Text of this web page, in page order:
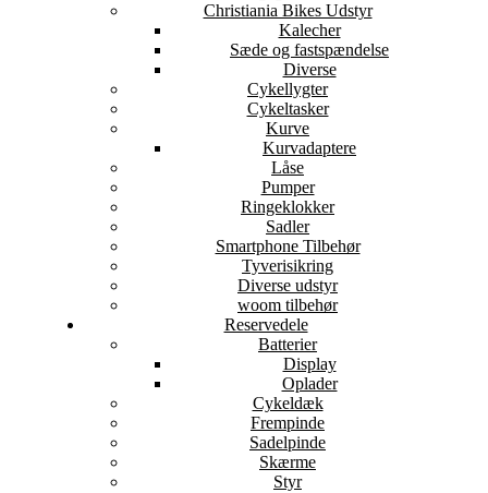
Christiania Bikes Udstyr
Kalecher
Sæde og fastspændelse
Diverse
Cykellygter
Cykeltasker
Kurve
Kurvadaptere
Låse
Pumper
Ringeklokker
Sadler
Smartphone Tilbehør
Tyverisikring
Diverse udstyr
woom tilbehør
Reservedele
Batterier
Display
Oplader
Cykeldæk
Frempinde
Sadelpinde
Skærme
Styr